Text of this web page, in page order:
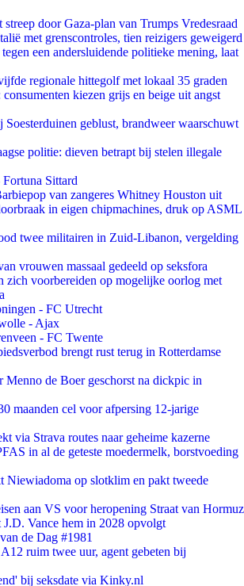
streep door Gaza-plan van Trumps Vredesraad
met grenscontroles, tien reizigers geweigerd
een andersluidende politieke mening, laat
regionale hittegolf met lokaal 35 graden
consumenten kiezen grijs en beige uit angst
Soesterduinen geblust, brandweer waarschuwt
politie: dieven betrapt bij stelen illegale
Sittard
van zangeres Whitney Houston uit
in eigen chipmachines, druk op ASML
twee militairen in Zuid-Libanon, vergelding
vrouwen massaal gedeeld op seksfora
zich voorbereiden op mogelijke oorlog met
- FC Utrecht
- Ajax
- FC Twente
brengt rust terug in Rotterdamse
Menno de Boer geschorst na dickpic in
maanden cel voor afpersing 12-jarige
via Strava routes naar geheime kazerne
in al de geteste moedermelk, borstvoeding
Niewiadoma op slotklim en pakt tweede
aan VS voor heropening Straat van Hormuz
Vance hem in 2028 opvolgt
de Dag #1981
ruim twee uur, agent gebeten bij
bij seksdate via Kinky.nl